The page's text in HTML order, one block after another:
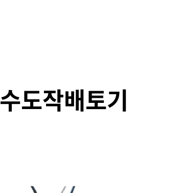
수도작배토기